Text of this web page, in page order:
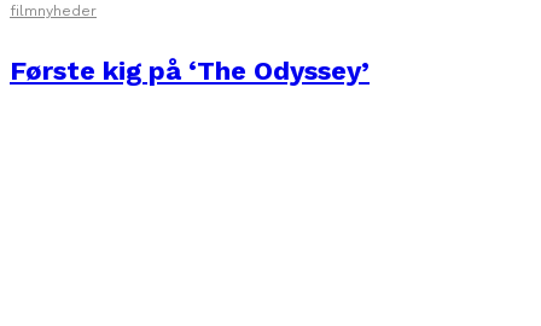
filmnyheder
Første kig på ‘The Odyssey’